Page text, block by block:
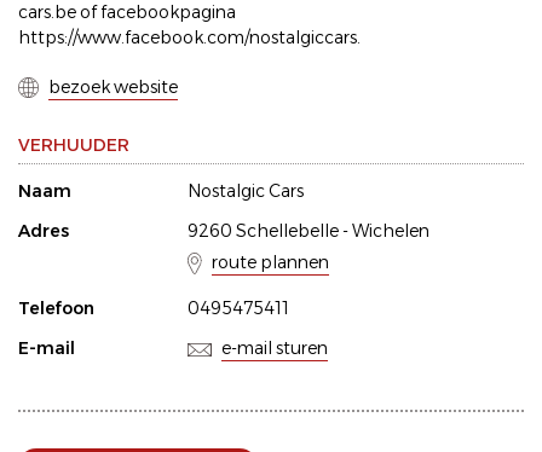
cars.be of facebookpagina
https://www.facebook.com/nostalgiccars.
bezoek website
VERHUUDER
Naam
Nostalgic Cars
Adres
9260 Schellebelle - Wichelen
route plannen
Telefoon
0495475411
E-mail
e-mail sturen